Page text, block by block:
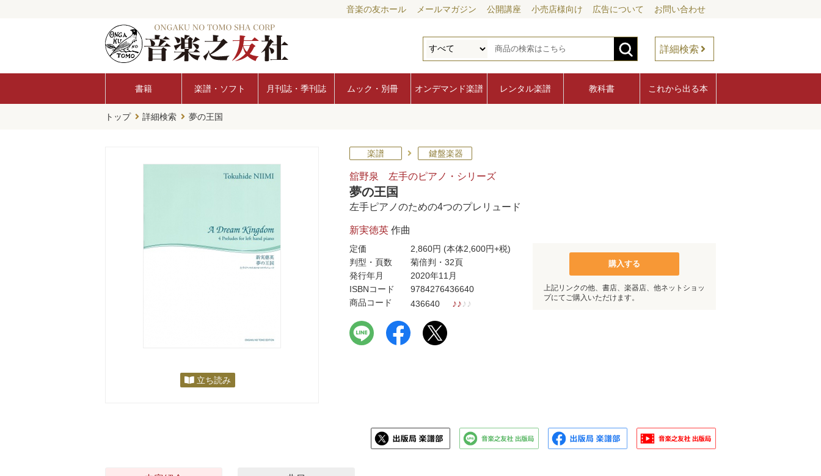
音楽の友ホール メールマガジン 公開講座 小売店様向け 広告について お問い合わせ
詳細検索
書籍 楽譜・ソフト 月刊誌・季刊誌 ムック・別冊 オンデマンド楽譜 レンタル楽譜 教科書 これから出る本
トップ 詳細検索 夢の王国
立ち読み
楽譜 鍵盤楽器
舘野泉 左手のピアノ・シリーズ
夢の王国
左手ピアノのための4つのプレリュード
新実徳英 作曲
定価 2,860円 (本体2,600円+税)
判型・頁数
菊倍判・32頁
発行年月
2020年11月
ISBNコード
9784276436640
商品コード
436640 ♪♪♪ ♪
購入する
上記リンクの他、書店、楽器店、他ネットショッ
プにてご購入いただけます。